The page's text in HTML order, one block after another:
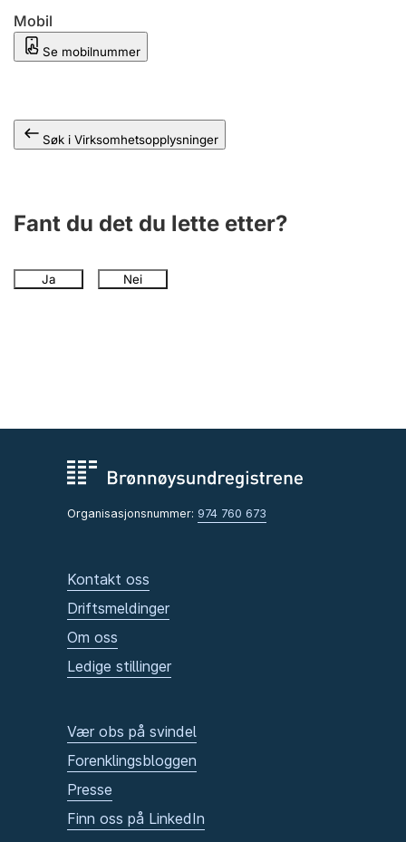
Andre tema
Mobil
Se mobilnummer
Søk i Virksomhetsopplysninger
Fant du det du lette etter?
Ja Nei
Organisasjonsnummer: 974 760 673
Kontakt oss
Driftsmeldinger
Om oss
Ledige stillinger
Vær obs på svindel
Forenklingsbloggen
Presse
Finn oss på LinkedIn